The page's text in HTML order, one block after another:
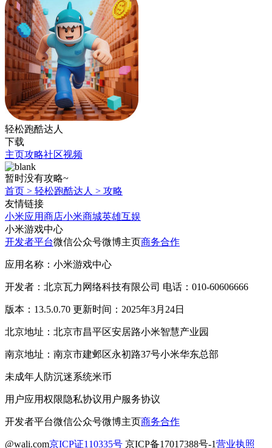
轻松跑酷达人
下载
主页攻略社区视频
暂时没有攻略~
首页 > 轻松跑酷达人 > 攻略
友情链接
小米应用商店小米商城英雄互娱
小米游戏中心
开发者平台微信公众号微博主页商务合作
应用名称：小米游戏中心
开发者：北京瓦力网络科技有限公司 电话：010-60606666
版本：13.5.0.70 更新时间：2025年3月24日
北京地址：北京市昌平区安居路小米智慧产业园
南京地址：南京市建邺区永初路37号小米华东总部
未成年人防沉迷系统米币
用户应用权限隐私协议用户服务协议
开发者平台微信公众号微博主页商务合作
@wali.com京ICP证110335号 京ICP备17017388号-1营业执照